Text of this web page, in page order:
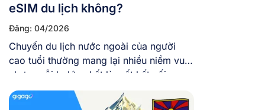
eSIM du lịch không?
Đăng: 04/2026
Chuyến du lịch nước ngoài của người
cao tuổi thường mang lại nhiều niềm vui,
nhưng nỗi lo lớn nhất là mất kết nối –
không gọi về cho con cháu được, không
dùng Google Maps, dễ bị lạc. Chính vì